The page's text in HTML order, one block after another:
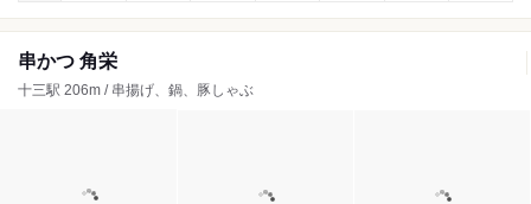
串かつ 角栄
十三駅 206m / 串揚げ、鍋、豚しゃぶ